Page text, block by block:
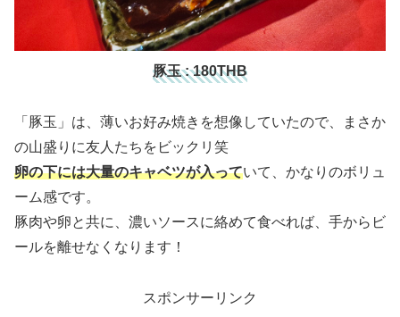
豚玉 : 180THB
「豚玉」は、薄いお好み焼きを想像していたので、まさか
の山盛りに友人たちをビックリ笑
卵の下には大量のキャベツが入っていて、かなりのボリュ
ーム感です。
豚肉や卵と共に、濃いソースに絡めて食べれば、手からビ
ールを離せなくなります！
スポンサーリンク